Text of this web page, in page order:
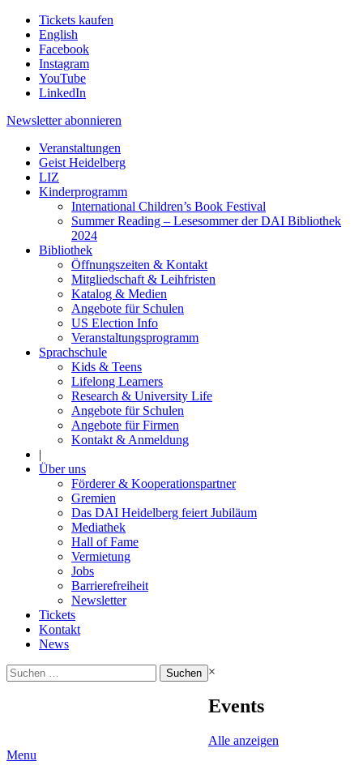
Tickets kaufen
English
Facebook
Instagram
YouTube
LinkedIn
Newsletter abonnieren
Veranstaltungen
Geist Heidelberg
LIZ
Kinderprogramm
International Children’s Book Festival
Summer Reading – Lesesommer der DAI Bibliothek
2024
Bibliothek
Öffnungszeiten & Kontakt
Mitgliedschaft & Leihfristen
Katalog & Medien
Angebote für Schulen
US Election Info
Veranstaltungsprogramm
Sprachschule
Kids & Teens
Lifelong Learners
Research & University Life
Angebote für Schulen
Angebote für Firmen
Kontakt & Anmeldung
|
Über uns
Förderer & Kooperationspartner
Gremien
Das DAI Heidelberg feiert Jubiläum
Mediathek
Hall of Fame
Vermietung
Jobs
Barrierefreiheit
Newsletter
Tickets
Kontakt
News
Suchen
nach:
×
Events
Alle anzeigen
Menu